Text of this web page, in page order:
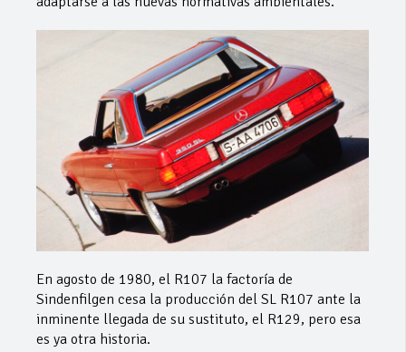
En agosto de 1980, el R107 la factoría de
Sindenfilgen cesa la producción del SL R107 ante la
inminente llegada de su sustituto, el R129, pero esa
es ya otra historia.